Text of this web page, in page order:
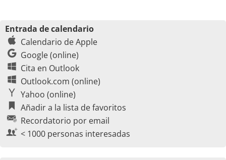
Entrada de calendario
Calendario de Apple
Google (online)
Cita en Outlook
Outlook.com (online)
Yahoo (online)
Añadir a la lista de favoritos
Recordatorio por email
< 1000 personas interesadas